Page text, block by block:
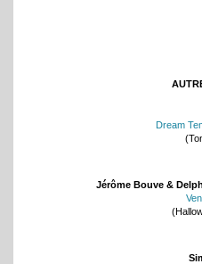
Dream
Jérôme Bouve &